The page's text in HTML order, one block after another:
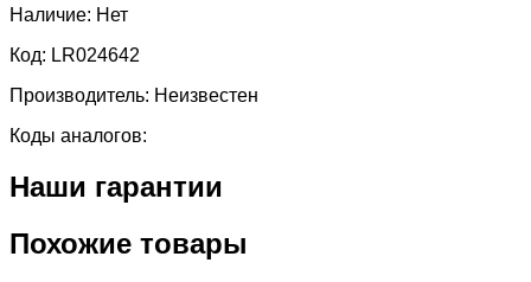
Наличие: Нет
Код: LR024642
Производитель: Неизвестен
Коды аналогов:
Наши гарантии
Похожие товары